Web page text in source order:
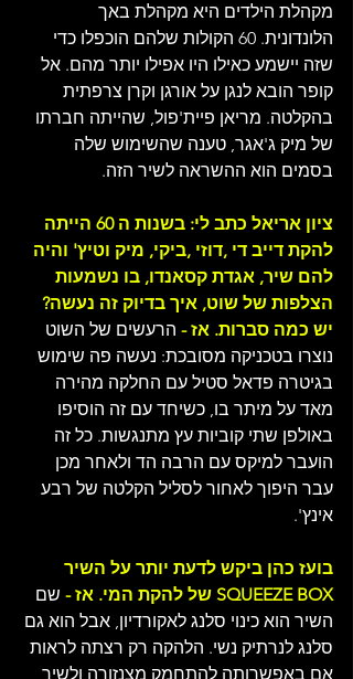
מקהלת הילדים היא מקהלת באך
הלונדונית. 60 הקולות שלהם הוכפלו כדי
שזה יישמע כאילו היו אפילו יותר מהם. אל
קופר הובא לנגן על אורגן וקרן צרפתית
בהקלטה. מריאן פיית'פול, שהייתה חברתו
של מיק ג'אגר, טענה שהשימוש שלה
בסמים הוא ההשראה לשיר הזה.
ציון אריאל כתב לי: בשנות ה 60 הייתה
להקת דייב די ,דוזי ,ביקי, מיק וטיץ' והיה
להם שיר, אגדת קסאנדו, בו נשמעות
הצלפות של שוט, איך בדיוק זה נעשה?
יש כמה סברות. אז - הרעשים של השוט
נוצרו בטכניקה מסובכת: נעשה פה שימוש
בגיטרה פדאל סטיל עם החלקה מהירה
מאד על מיתר בו, כשיחד עם זה הוסיפו
באולפן שתי קוביות עץ מתנגשות. כל זה
הועבר למיקס עם הרבה הד ולאחר מכן
עבר היפוך לאחור לסליל הקלטה של רבע
אינץ'.
בועז כהן ביקש לדעת יותר על השיר
SQUEEZE BOX של להקת המי. אז -
שם
השיר הוא כינוי סלנג לאקורדיון, אבל הוא גם
סלנג לנרתיק נשי. הלהקה רק רצתה לראות
אם באפשרותה להתחמק מצנזורה ולשיר